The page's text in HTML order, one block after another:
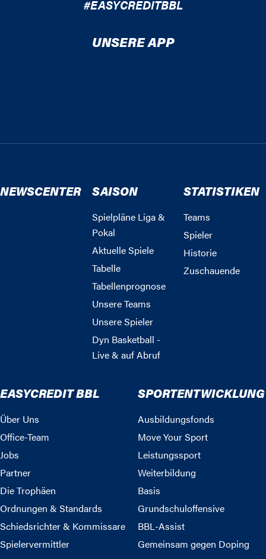
#EASYCREDITBBL
UNSERE APP
NEWSCENTER SAISON
Spielpläne Liga &
Pokal
Aktuelle Spiele
Tabelle
Tabellenprognose
Unsere Teams
Unsere Spieler
Dyn Basketball -
Live & auf Abruf
STATISTIKEN
Teams
Spieler
Historie
Zuschauende
EASYCREDIT BBL
Über Uns
Office-Team
Jobs
Partner
Die Trophäen
Ordnungen & Standards
Schiedsrichter & Kommissare
Spielervermittler
SPORTENTWICKLUNG
Ausbildungsfonds
Move Your Sport
Leistungssport
Weiterbildung
Basis
Grundschuloffensive
BBL-Assist
Gemeinsam gegen Doping